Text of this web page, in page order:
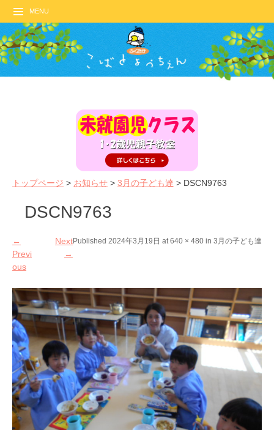
MENU
トップページ > お知らせ > 3月の子ども達 > DSCN9763
DSCN9763
Published 2024年3月19日 at 640 × 480 in 3月の子ども達
←
Previ
ous
Next
→